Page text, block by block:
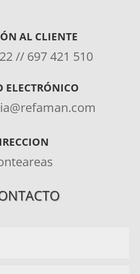
AL CLIENTE
// 697 421 510
ELECTRÓNICO